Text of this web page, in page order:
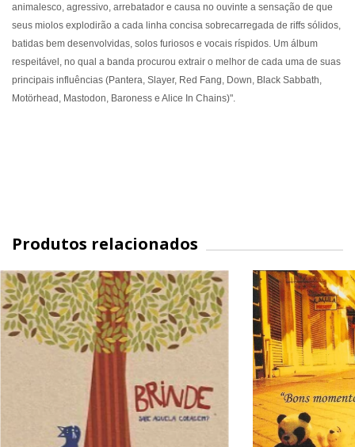
animalesco, agressivo, arrebatador e causa no ouvinte a sensação de que
seus miolos explodirão a cada linha concisa sobrecarregada de riffs sólidos,
batidas bem desenvolvidas, solos furiosos e vocais ríspidos. Um álbum
respeitável, no qual a banda procurou extrair o melhor de cada uma de suas
principais influências (Pantera, Slayer, Red Fang, Down, Black Sabbath,
Motörhead, Mastodon, Baroness e Alice In Chains)".
Produtos relacionados